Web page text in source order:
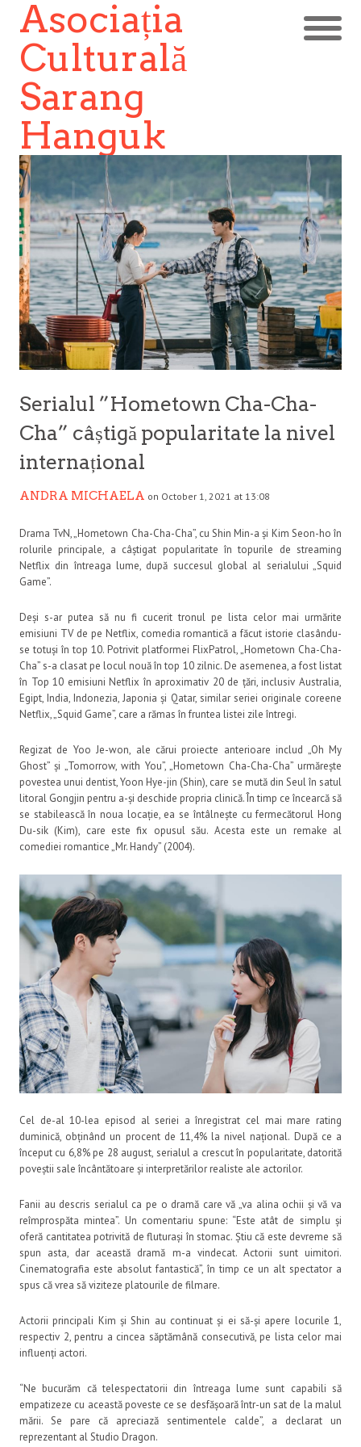
Asociația
Culturală
Sarang
Hanguk
Serialul ”Hometown Cha-Cha-
Cha” câștigă popularitate la nivel
internațional
ANDRA MICHAELA on October 1, 2021 at 13:08
Drama TvN, „Hometown Cha-Cha-Cha”, cu Shin Min-a și Kim Seon-ho în
rolurile principale, a câștigat popularitate în topurile de streaming
Netflix din întreaga lume, după succesul global al serialului „Squid
Game”.
Deși s-ar putea să nu fi cucerit tronul pe lista celor mai urmărite
emisiuni TV de pe Netflix, comedia romantică a făcut istorie clasându-
se totuși în top 10. Potrivit platformei FlixPatrol, „Hometown Cha-Cha-
Cha” s-a clasat pe locul nouă în top 10 zilnic. De asemenea, a fost listat
în Top 10 emisiuni Netflix în aproximativ 20 de țări, inclusiv Australia,
Egipt, India, Indonezia, Japonia și Qatar, similar seriei originale coreene
Netflix, „Squid Game”, care a rămas în fruntea listei zile întregi.
Regizat de Yoo Je-won, ale cărui proiecte anterioare includ „Oh My
Ghost” și „Tomorrow, with You”, „Hometown Cha-Cha-Cha” urmărește
povestea unui dentist, Yoon Hye-jin (Shin), care se mută din Seul în satul
litoral Gongjin pentru a-și deschide propria clinică. În timp ce încearcă să
se stabilească în noua locație, ea se întâlnește cu fermecătorul Hong
Du-sik (Kim), care este fix opusul său. Acesta este un remake al
comediei romantice „Mr. Handy” (2004).
Cel de-al 10-lea episod al seriei a înregistrat cel mai mare rating
duminică, obținând un procent de 11,4% la nivel național. După ce a
început cu 6,8% pe 28 august, serialul a crescut în popularitate, datorită
poveștii sale încântătoare și interpretărilor realiste ale actorilor.
Fanii au descris serialul ca pe o dramă care vă „va alina ochii și vă va
reîmprospăta mintea”. Un comentariu spune: “Este atât de simplu și
oferă cantitatea potrivită de fluturași în stomac. Știu că este devreme să
spun asta, dar această dramă m-a vindecat. Actorii sunt uimitori.
Cinematografia este absolut fantastică”, în timp ce un alt spectator a
spus că vrea să viziteze platourile de filmare.
Actorii principali Kim și Shin au continuat și ei să-și apere locurile 1,
respectiv 2, pentru a cincea săptămână consecutivă, pe lista celor mai
influenți actori.
“Ne bucurăm că telespectatorii din întreaga lume sunt capabili să
empatizeze cu această poveste ce se desfășoară într-un sat de la malul
mării. Se pare că apreciază sentimentele calde”, a declarat un
reprezentant al Studio Dragon.